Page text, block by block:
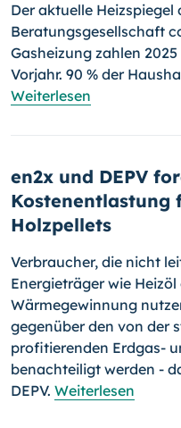
Der aktuelle
Beratungsgesellschaft
Gasheizung zahlen
Vorjahr. 90 % der
Weiterlesen
en2x und DEPV
Kostenentlastung
Holzpellets
Verbraucher, die nicht
Energieträger wie
Wärmegewinnung
gegenüber den von der
profitierenden Erdgas-
benachteiligt werden -
DEPV. Weiterlesen